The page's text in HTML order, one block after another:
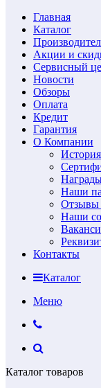
Главная
Каталог
Акции и
Сервисный
Новости
Обзоры
Оплата
Кредит
Гарантия
О Компании
Наши
Отзывы
Наши
Контакты
Каталог
Меню
Каталог товаров